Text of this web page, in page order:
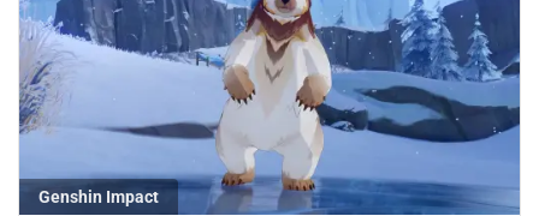
Genshin Impact